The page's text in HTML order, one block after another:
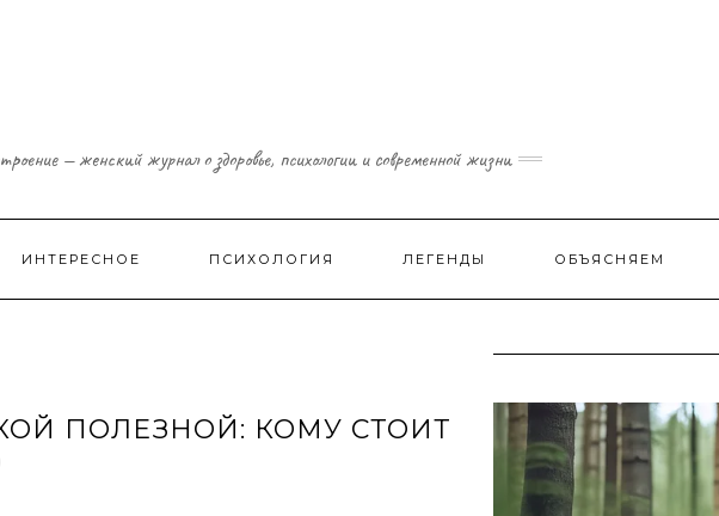
— женский журнал о здоровье, психологии и современной жизни
ИНТЕРЕСНОЕ ПСИХОЛОГИЯ ЛЕГЕНДЫ ОБЪЯСНЯЕМ
ПОЛЕЗНОЙ: КОМУ СТОИТ